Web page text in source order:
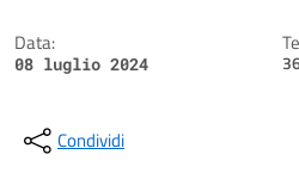
Data:
08 luglio 2024
Condividi